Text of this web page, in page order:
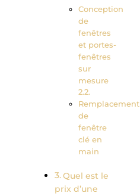
Conception
de
fenêtres
et portes-
fenêtres
sur
mesure
Remplacement
de
fenêtre
clé en
main
Quel est le
prix d’une